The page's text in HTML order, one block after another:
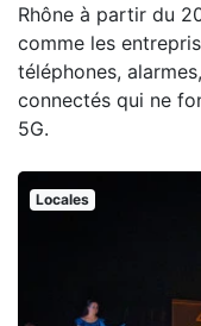
Rhône à partir du
comme les
téléphones,
connectés qui ne
5G.
Locales